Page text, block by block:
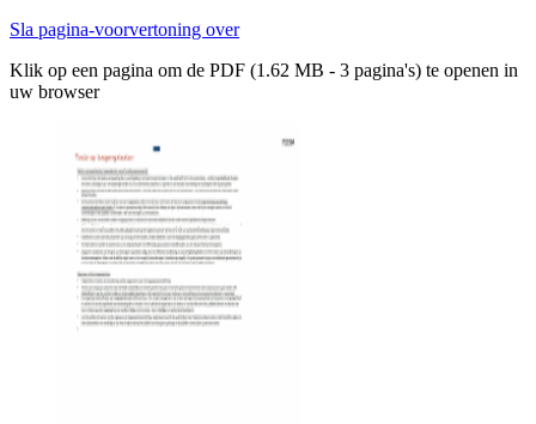
Sla pagina-voorvertoning over
Klik op een pagina om de PDF (1.62 MB - 3 pagina's) te openen in
uw browser